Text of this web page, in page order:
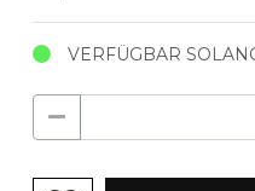
VERFÜGBAR